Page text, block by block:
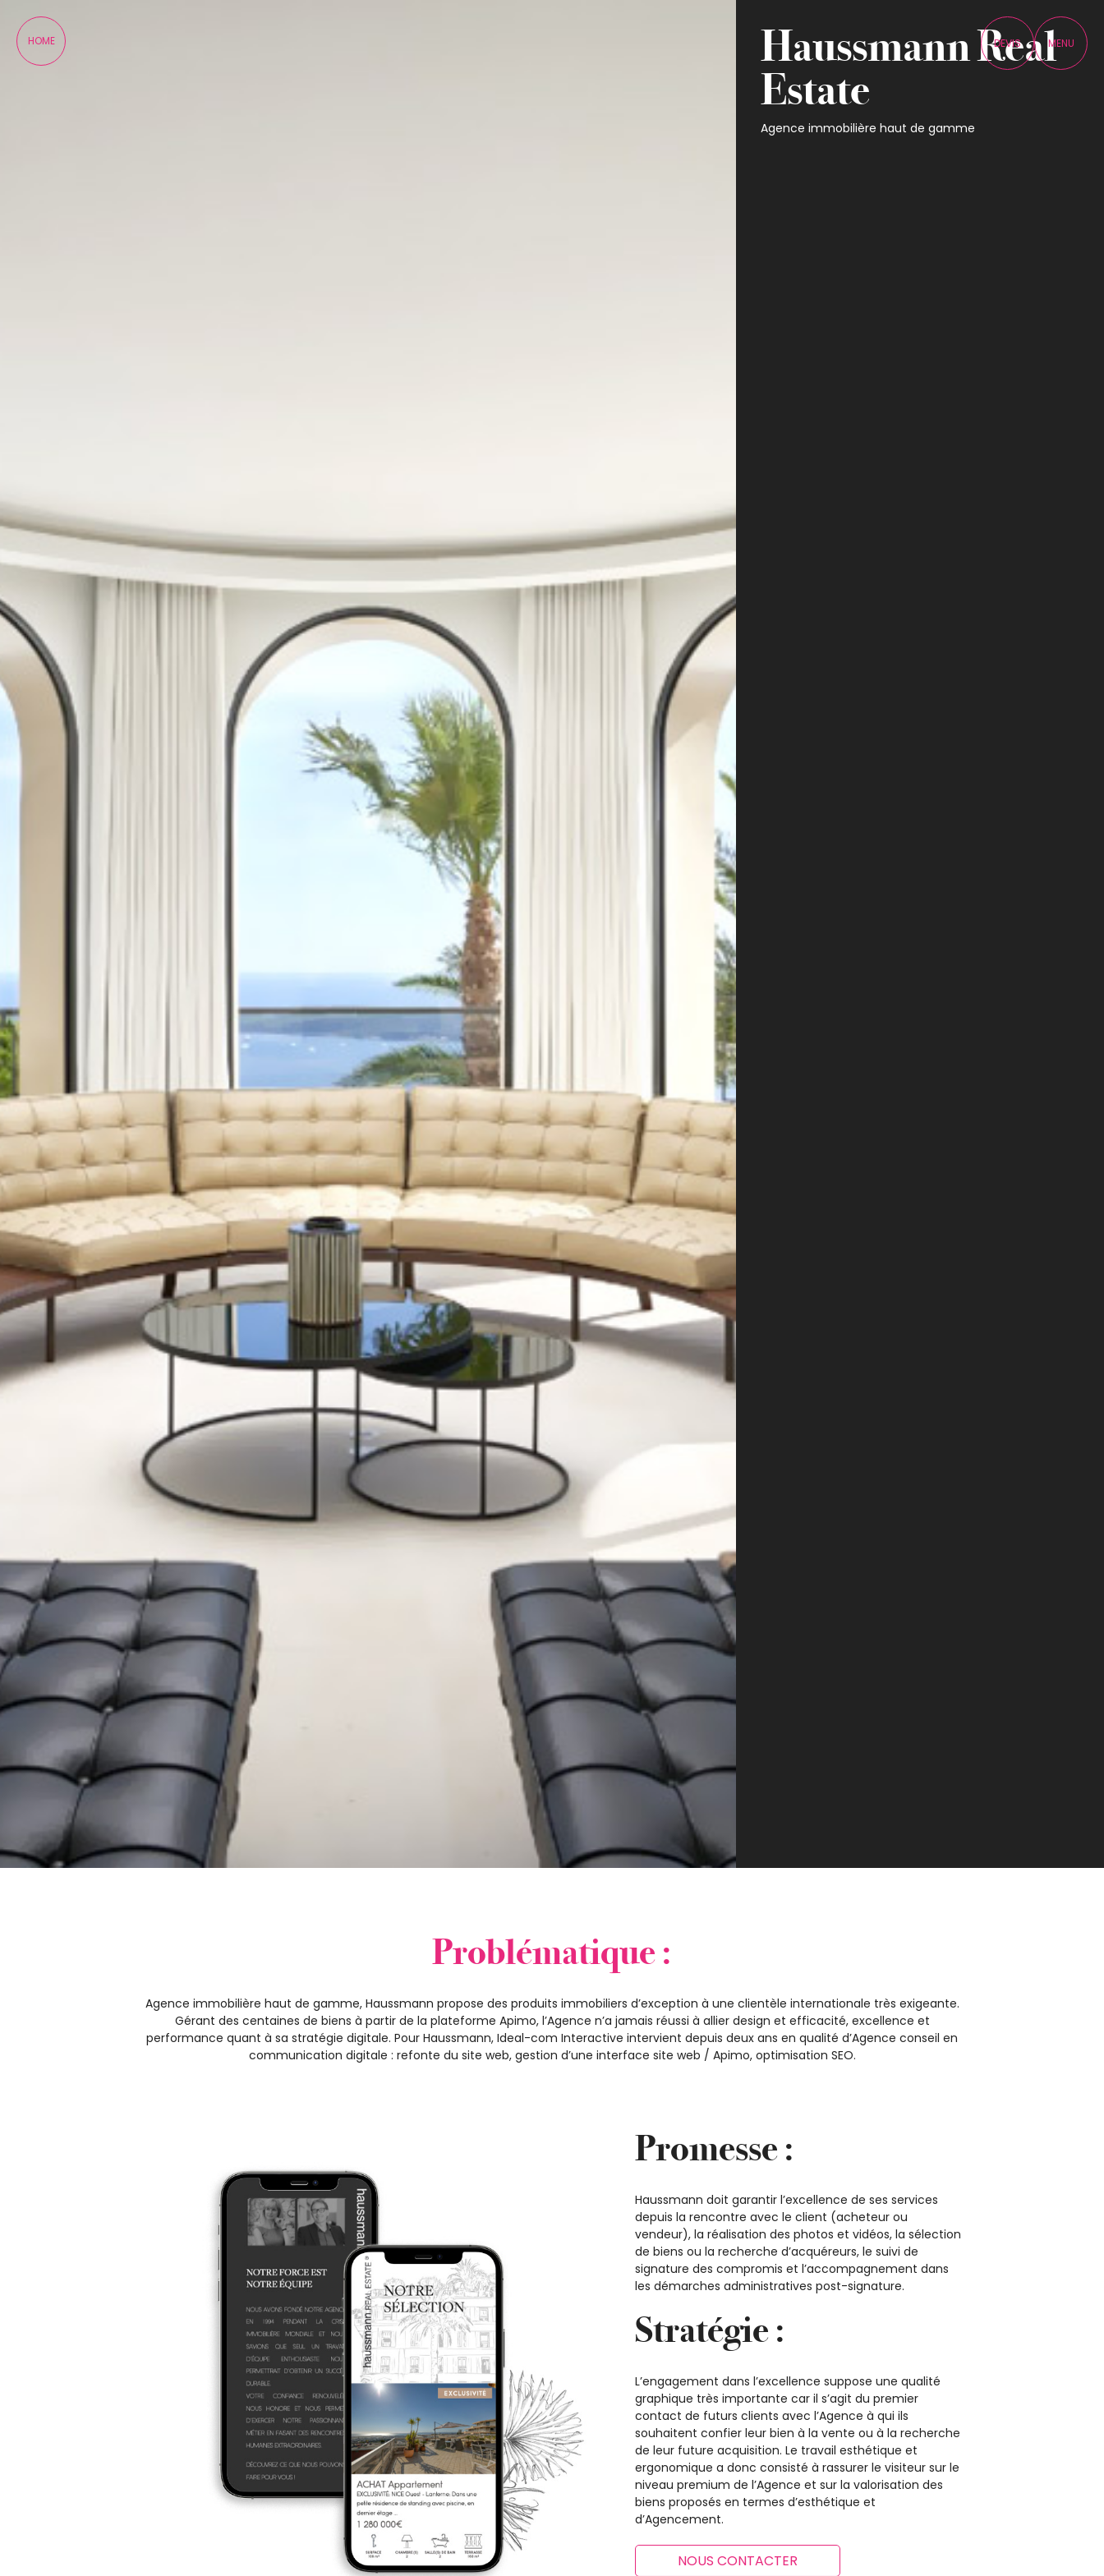
HOME DEVIS MENU
Haussmann Real
Estate
Agence immobilière haut de gamme
Problématique :
Agence immobilière haut de gamme, Haussmann propose des produits immobiliers d’exception à une clientèle internationale très exigeante.
Gérant des centaines de biens à partir de la plateforme Apimo, l’Agence n’a jamais réussi à allier design et efficacité, excellence et
performance quant à sa stratégie digitale. Pour Haussmann, Ideal-com Interactive intervient depuis deux ans en qualité d’Agence conseil en
communication digitale : refonte du site web, gestion d’une interface site web / Apimo, optimisation SEO.
Promesse :
Haussmann doit garantir l’excellence de ses services
depuis la rencontre avec le client (acheteur ou
vendeur), la réalisation des photos et vidéos, la sélection
de biens ou la recherche d’acquéreurs, le suivi de
signature des compromis et l’accompagnement dans
les démarches administratives post-signature.
Stratégie :
L’engagement dans l’excellence suppose une qualité
graphique très importante car il s’agit du premier
contact de futurs clients avec l’Agence à qui ils
souhaitent confier leur bien à la vente ou à la recherche
de leur future acquisition. Le travail esthétique et
ergonomique a donc consisté à rassurer le visiteur sur le
niveau premium de l’Agence et sur la valorisation des
biens proposés en termes d’esthétique et
d’Agencement.
NOUS CONTACTER